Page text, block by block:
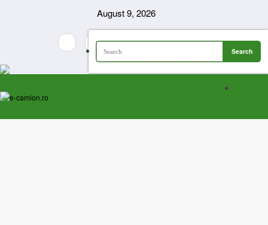
August 9, 2026